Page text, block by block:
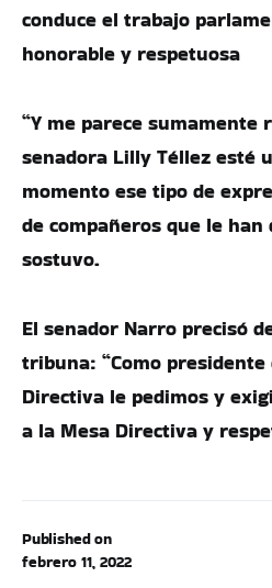
Published on
febrero 11, 2022
conduce el trabajo
honorable y respetuosa
“Y me parece sumamente
senadora Lilly Téllez esté
momento ese tipo de
de compañeros que le
sostuvo.
El senador Narro precisó
tribuna: “Como presidente
Directiva le pedimos y
a la Mesa Directiva y